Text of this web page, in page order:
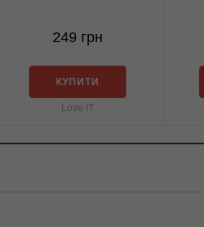
249 грн
КУПИТИ
Love IT